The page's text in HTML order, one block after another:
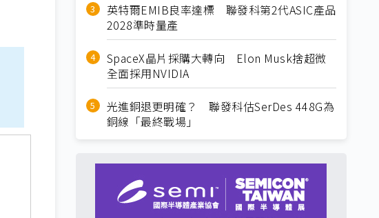
英特爾EMIB良率達標 聯發科第2代ASIC產品
2028準時量產
SpaceX晶片採購大轉向 Elon Musk捨超微
全面採用NVIDIA
光進銅退更明確？ 聯發科估SerDes 448G為
銅線「最終戰場」